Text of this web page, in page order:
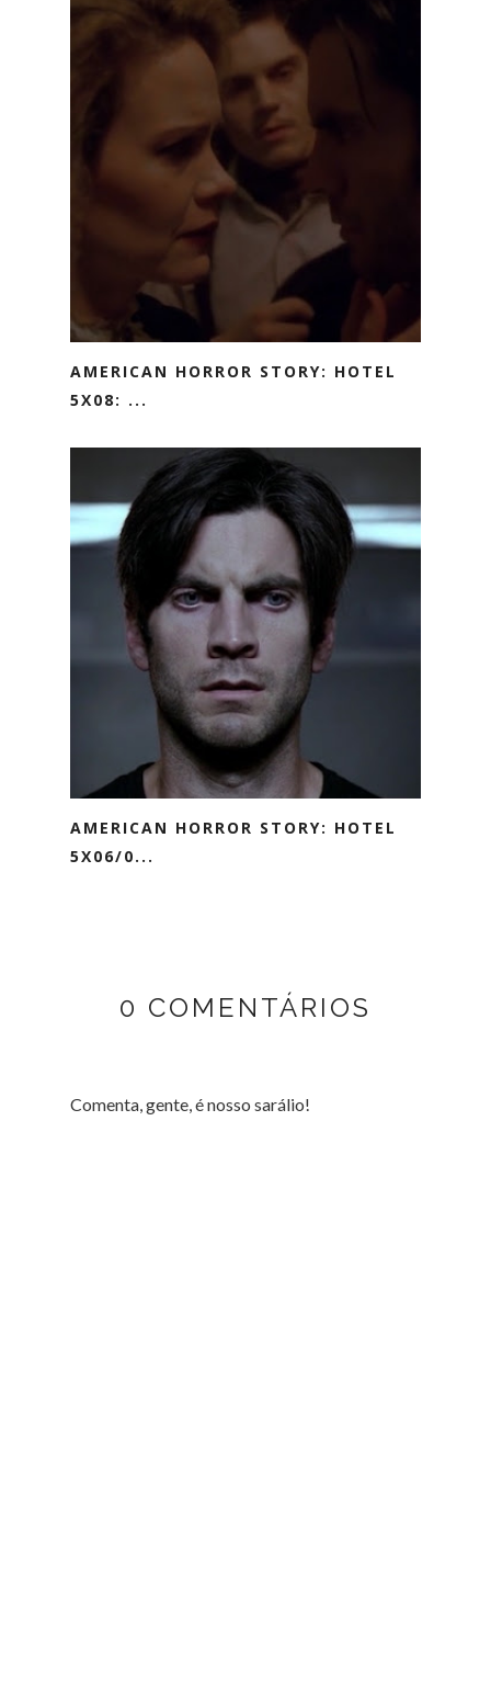
AMERICAN HORROR STORY: HOTEL
5X08: ...
AMERICAN HORROR STORY: HOTEL
5X06/0...
0 COMENTÁRIOS
Comenta, gente, é nosso sarálio!